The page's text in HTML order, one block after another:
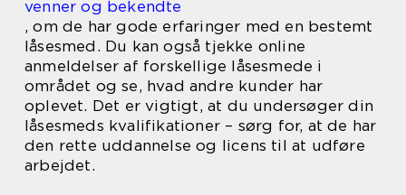
venner og bekendte
, om de har gode erfaringer med en bestemt
låsesmed. Du kan også tjekke online
anmeldelser af forskellige låsesmede i
området og se, hvad andre kunder har
oplevet. Det er vigtigt, at du undersøger din
låsesmeds kvalifikationer – sørg for, at de har
den rette uddannelse og licens til at udføre
arbejdet.